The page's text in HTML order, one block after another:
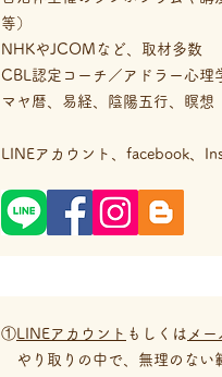
等）
NHKやJCOMなど、取材多数
CBL認定コーチ／アドラー心理
マヤ暦、易経、陰陽五行、瞑想
LINEアカウント、facebook、
①LINEアカウント もしくは メー
やり取りの中で、無理のない